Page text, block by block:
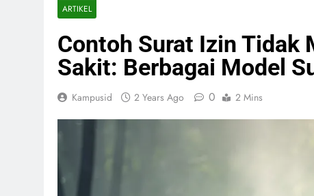
ARTIKEL
Contoh Surat Izin Tidak
Sakit: Berbagai Model
Kampusid 2 Years Ago 0 2 Mins